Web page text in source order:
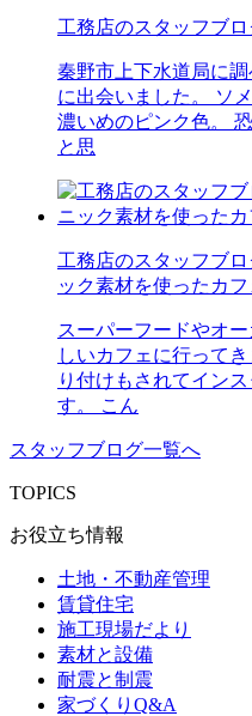
工務店のスタッフブ
秦野市上下水道局に
に出会いました。 ソ
濃いめのピンク色。
と思
工務店のスタッフブ
ック素材を使ったカ
スーパーフードやオ
しいカフェに行って
り付けもされてイン
す。 こん
スタッフブログ一覧へ
TOPICS
お役立ち情報
土地・不動産管理
賃貸住宅
施工現場だより
素材と設備
耐震と制震
家づくりQ&A